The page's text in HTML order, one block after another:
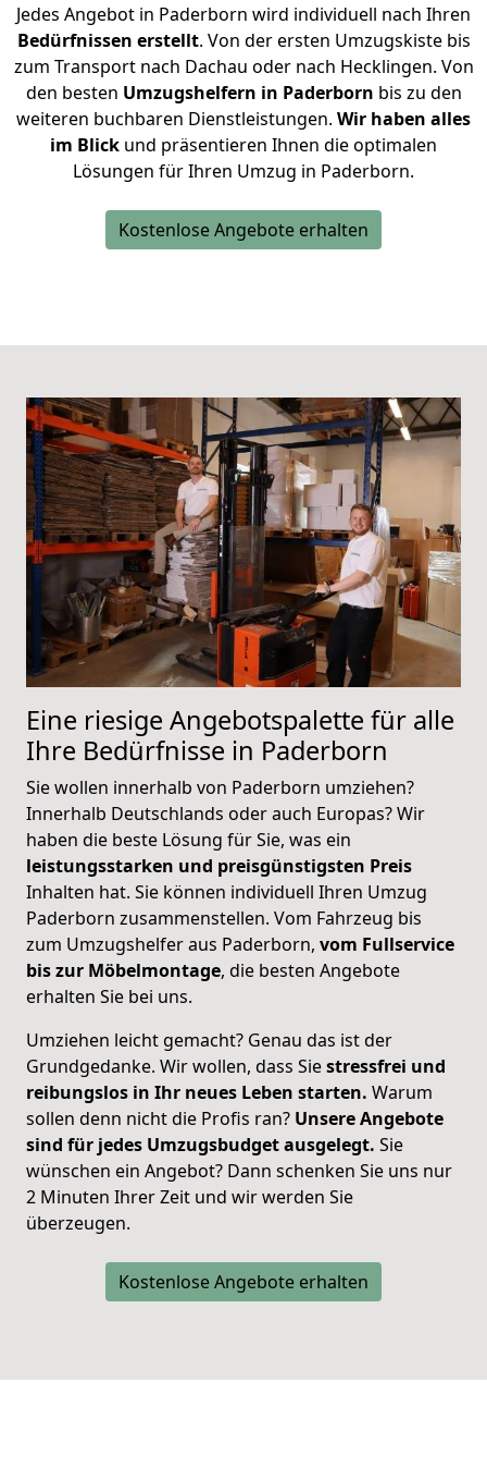
Jedes Angebot in Paderborn wird individuell nach Ihren
Bedürfnissen erstellt. Von der ersten Umzugskiste bis
zum Transport nach Dachau oder nach Hecklingen. Von
den besten Umzugshelfern in Paderborn bis zu den
weiteren buchbaren Dienstleistungen. Wir haben alles
im Blick und präsentieren Ihnen die optimalen
Lösungen für Ihren Umzug in Paderborn.
Kostenlose Angebote erhalten
Eine riesige Angebotspalette für alle
Ihre Bedürfnisse in Paderborn
Sie wollen innerhalb von Paderborn umziehen?
Innerhalb Deutschlands oder auch Europas? Wir
haben die beste Lösung für Sie, was ein
leistungsstarken und preisgünstigsten Preis
Inhalten hat. Sie können individuell Ihren Umzug
Paderborn zusammenstellen. Vom Fahrzeug bis
zum Umzugshelfer aus Paderborn, vom Fullservice
bis zur Möbelmontage, die besten Angebote
erhalten Sie bei uns.
Umziehen leicht gemacht? Genau das ist der
Grundgedanke. Wir wollen, dass Siestressfrei und
reibungslos in Ihr neues Leben starten. Warum
sollen denn nicht die Profis ran? Unsere Angebote
sind für jedes Umzugsbudget ausgelegt. Sie
wünschen ein Angebot? Dann schenken Sie uns nur
2 Minuten Ihrer Zeit und wir werden Sie
überzeugen.
Kostenlose Angebote erhalten